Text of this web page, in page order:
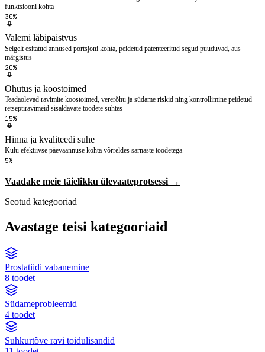
funktsiooni kohta
30%
Valemi läbipaistvus
Selgelt esitatud annused portsjoni kohta, peidetud patenteeritud segud puuduvad, aus
märgistus
20%
Ohutus ja koostoimed
Teadaolevad ravimite koostoimed, vererõhu ja südame riskid ning kontrollimine peidetud
retseptiravimeid sisaldavate toodete suhtes
15%
Hinna ja kvaliteedi suhe
Kulu efektiivse päevaannuse kohta võrreldes sarnaste toodetega
5%
Vaadake meie täielikku ülevaateprotsessi →
Seotud kategooriad
Avastage teisi kategooriaid
Prostatiidi vabanemine
8 toodet
Südameprobleemid
4 toodet
Suhkurtõve ravi toidulisandid